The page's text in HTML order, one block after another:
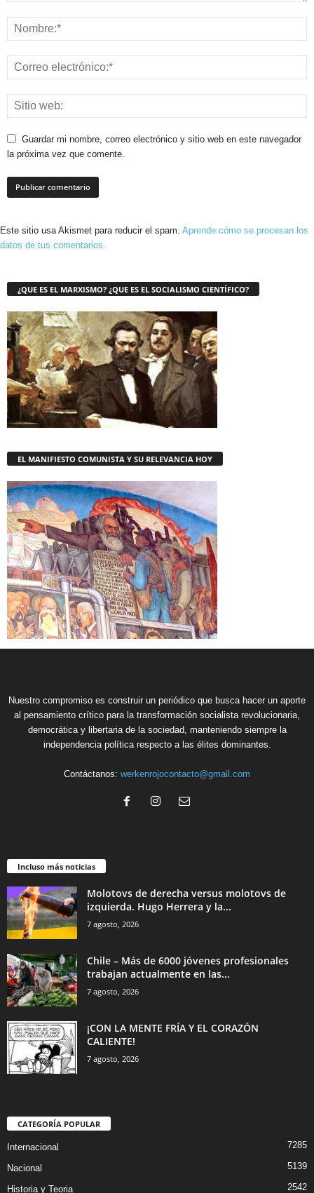
Guardar mi nombre, correo electrónico y sitio web en este navegador
la próxima vez que comente.
Este sitio usa Akismet para reducir el spam. Aprende cómo se procesan los
datos de tus comentarios.
¿QUE ES EL MARXISMO? ¿QUE ES EL SOCIALISMO CIENTÍFICO?
EL MANIFIESTO COMUNISTA Y SU RELEVANCIA HOY
Nuestro compromiso es construir un periódico que busca hacer un aporte
al pensamiento crítico para la transformación socialista revolucionaria,
democrática y libertaria de la sociedad, manteniendo siempre la
independencia política respecto a las élites dominantes.
Contáctanos: werkenrojocontacto@gmail.com
Incluso más noticias
Molotovs de derecha versus molotovs de
izquierda. Hugo Herrera y la...
7 agosto, 2026
Chile – Más de 6000 jóvenes profesionales
trabajan actualmente en las...
7 agosto, 2026
¡CON LA MENTE FRÍA Y EL CORAZÓN
CALIENTE!
7 agosto, 2026
CATEGORÍA POPULAR
Internacional 7285
Nacional 5139
Historia y Teoria 2542